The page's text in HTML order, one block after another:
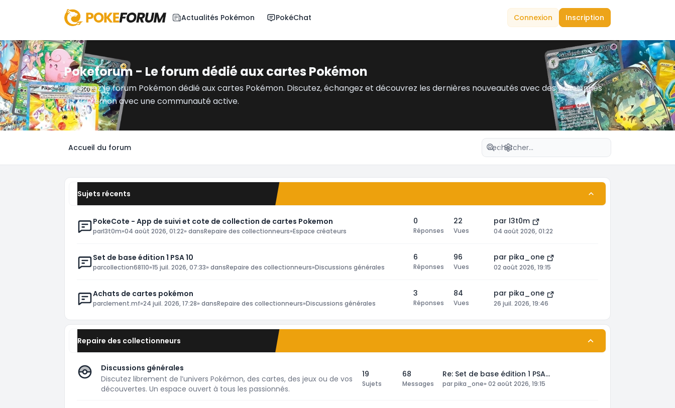
Actualités Pokémon PokéChat Connexion Inscription
Pokeforum - Le forum dédié aux cartes Pokémon
Rejoignez le forum Pokémon dédié aux cartes Pokémon. Discutez, échangez et découvrez les dernières nouveautés avec des passionnés
du JCC.émon avec une communauté active.
Accueil du forum Recherche avancée
Sujets récents
PokeCote - App de suivi et cote de collection de cartes Pokemon
parl3t0m»04 août 2026, 01:22» dansRepaire des collectionneurs»Espace créateurs
0
Réponses
22
Vues
par l3t0m
04 août 2026, 01:22
Set de base édition 1 PSA 10
parcollection68110»15 juil. 2026, 07:33» dansRepaire des collectionneurs»Discussions générales
6
Réponses
96
Vues
par pika_one
02 août 2026, 19:15
Achats de cartes pokémon
parclement.mf»24 juil. 2026, 17:28» dansRepaire des collectionneurs»Discussions générales
3
Réponses
84
Vues
par pika_one
26 juil. 2026, 19:46
Repaire des collectionneurs
Discussions générales
Discutez librement de l’univers Pokémon, des cartes, des jeux ou de vos
découvertes. Un espace ouvert à tous les passionnés.
19
Sujets
68
Messages
Re: Set de base édition 1 PSA…
parpika_one» 02 août 2026, 19:15